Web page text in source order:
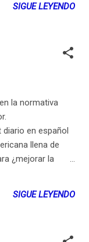
SIGUE LEYENDO
la normativa
en español
llena de
¿mejorar la
SIGUE LEYENDO